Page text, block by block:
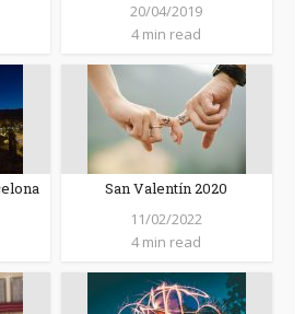
20/04/2019
4 min read
San Valentín 2020
11/02/2022
4 min read